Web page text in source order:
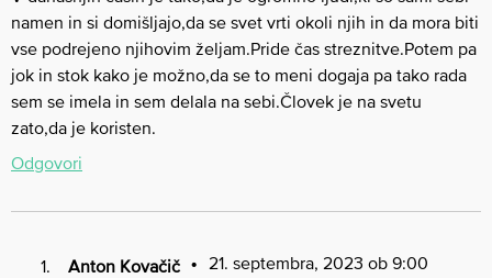
namen in si domišljajo,da se svet vrti okoli njih in da mora biti
vse podrejeno njihovim željam.Pride čas streznitve.Potem pa
jok in stok kako je možno,da se to meni dogaja pa tako rada
sem se imela in sem delala na sebi.Človek je na svetu
zato,da je koristen.
Odgovori
Anton Kovačič
21. septembra, 2023 ob 9:00